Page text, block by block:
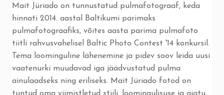
Mait Jüriado on tunnustatud pulmafotograaf, keda
hinnati 2014. aastal Baltikumi parimaks
pulmafotograafiks, võites aasta parima pulmafoto
tiitli rahvusvahelisel Baltic Photo Contest '14 konkursil.
Tema loominguline lähenemine ja pidev soov leida uusi
vaatenurki muudavad iga jäädvustatud pulma
ainulaadseks ning eriliseks. Mait Jüriado fotod on